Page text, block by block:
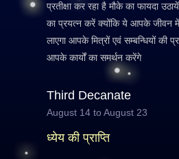
प्रतीक्षा कर रहा है मौके का फायदा
का प्रयत्न करें क्योंकि ये आपके जीवन में
लाएगा आपके मित्रों एवं सम्बन्धियों की
आपके कार्यों का समर्थन करेंगे
Third Decanate
August 14 to August 23
ध्येय की प्राप्ति